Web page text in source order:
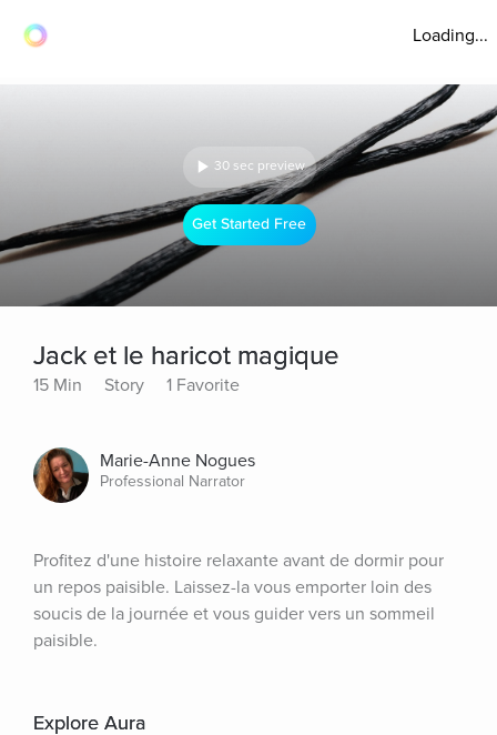
Loading...
30 sec preview
Get Started Free
Jack et le haricot magique
15 Min Story 1 Favorite
Marie-Anne Nogues
Professional Narrator
Profitez d'une histoire relaxante avant de dormir pour
un repos paisible. Laissez-la vous emporter loin des
soucis de la journée et vous guider vers un sommeil
paisible.
Explore Aura